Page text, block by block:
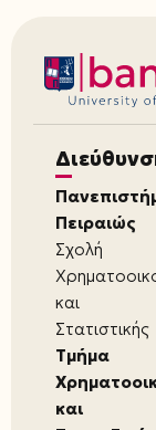
Πειραιώς
Σχολή
και
Στατιστικής
Τμήμα
και